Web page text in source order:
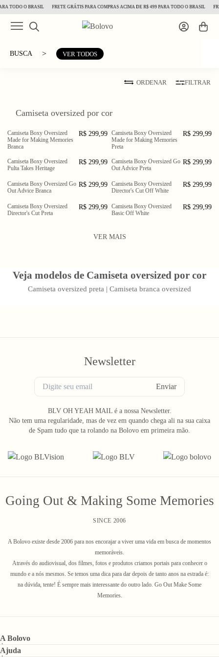
TODO O BRASIL FRETE GRÁTIS PARA COMPRAS ACIMA DE R$ 499 PARA TODO O BRASIL
BUSCA > VER TODOS
ORDENAR FILTRAR
Camiseta oversized por cor
PP P
Camiseta Boxy Oversized
Made for Making Memories
Branca
R$ 299,99 PP P
Camiseta Boxy Oversized
Made for Making Memories
Preta
R$ 299,99
PP P
Camiseta Boxy Oversized
Pulta Takes Heritage
R$ 299,99 PP P
M
Camiseta Boxy Oversized Go
Out Advice Preta
R$ 299,99
PP P
M
Camiseta Boxy Oversized Go
Out Advice Branca
R$ 299,99 PP P
Camiseta Boxy Oversized
Director's Cut Off White
R$ 299,99
PP P
Camiseta Boxy Oversized
Director's Cut Preta
R$ 299,99 PP P
Camiseta Boxy Oversized
Basic Off White
R$ 299,99
VER MAIS
Veja modelos de Camiseta oversized por cor
Camiseta oversized preta | Camiseta branca oversized
Newsletter
Enviar
BLV OH YEAH MAIL é a nossa Newsletter.
Não tem uma regularidade, mas de vez em quando chega ali na sua caixa
de Spam tudo que ta rolando na Bolovo em primeira mão.
Going Out & Making Some Memories
SINCE 2006
A Bolovo existe desde 2006 para nos encorajar a viver uma vida em busca de momentos
memoráveis.
Através do audiovisual, dos filmes, fotos e produtos criamos portais para conhecer o
mundo e a nós mesmos. Se temos uma dica para dar depois de tanto anos na estrada é:
na dúvida, tente! É sempre mais interessante do outro lado. Go Out Make Some
Memories.
A Bolovo
Ajuda